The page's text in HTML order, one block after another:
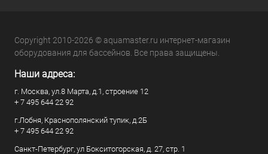
Copyright 2010-2026 © aquamaster.ru интернет-магазин
оборудования для бассейнов. Все права защищены.
Наши адреса:
г. Москва, ул.8 Марта, д.1, строение 12
+ 7 495 644 22 92
г.Лобня, Краснополянский тупик, д.2Б
+ 7 495 644 22 92
Санкт-Петербург, ул Бокситогорская, д. 27, стр. 1